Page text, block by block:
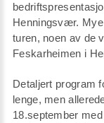
Henningsvær.
turen, noen av de
Feskarheimen i
Detaljert program
lenge, men
18.september